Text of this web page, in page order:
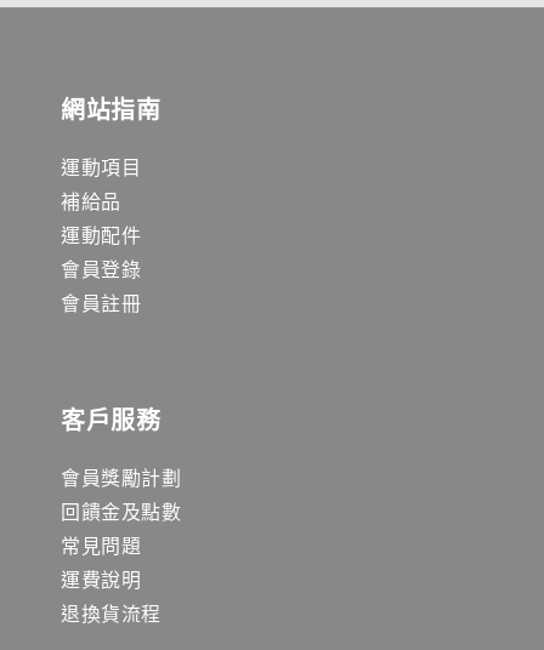
網站指南
運動項目
補給品
運動配件
會員登錄
會員註冊
客戶服務
會員獎勵計劃
回饋金及點數
常見問題
運費說明
退換貨流程